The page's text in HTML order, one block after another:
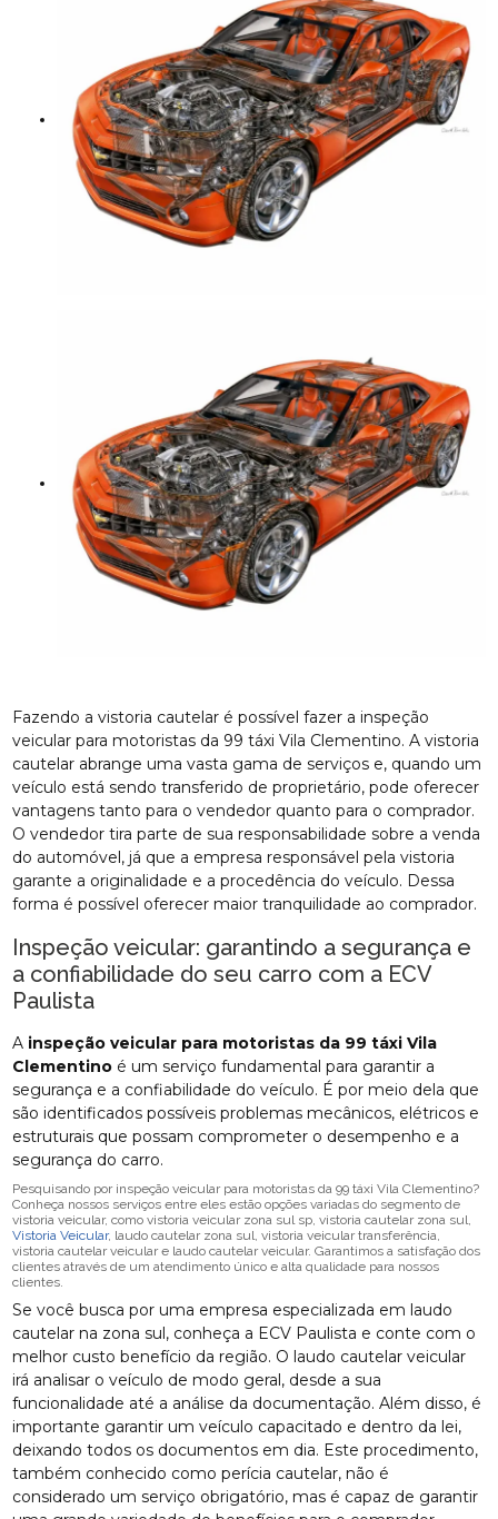
Fazendo a vistoria cautelar é possível fazer a inspeção
veicular para motoristas da 99 táxi Vila Clementino. A vistoria
cautelar abrange uma vasta gama de serviços e, quando um
veículo está sendo transferido de proprietário, pode oferecer
vantagens tanto para o vendedor quanto para o comprador.
O vendedor tira parte de sua responsabilidade sobre a venda
do automóvel, já que a empresa responsável pela vistoria
garante a originalidade e a procedência do veículo. Dessa
forma é possível oferecer maior tranquilidade ao comprador.
Inspeção veicular: garantindo a segurança e
a confiabilidade do seu carro com a ECV
Paulista
A inspeção veicular para motoristas da 99 táxi Vila
Clementino é um serviço fundamental para garantir a
segurança e a confiabilidade do veículo. É por meio dela que
são identificados possíveis problemas mecânicos, elétricos e
estruturais que possam comprometer o desempenho e a
segurança do carro.
Pesquisando por inspeção veicular para motoristas da 99 táxi Vila Clementino?
Conheça nossos serviços entre eles estão opções variadas do segmento de
vistoria veicular, como vistoria veicular zona sul sp, vistoria cautelar zona sul,
Vistoria Veicular, laudo cautelar zona sul, vistoria veicular transferência,
vistoria cautelar veicular e laudo cautelar veicular. Garantimos a satisfação dos
clientes através de um atendimento único e alta qualidade para nossos
clientes.
Se você busca por uma empresa especializada em laudo
cautelar na zona sul, conheça a ECV Paulista e conte com o
melhor custo benefício da região. O laudo cautelar veicular
irá analisar o veículo de modo geral, desde a sua
funcionalidade até a análise da documentação. Além disso, é
importante garantir um veículo capacitado e dentro da lei,
deixando todos os documentos em dia. Este procedimento,
também conhecido como perícia cautelar, não é
considerado um serviço obrigatório, mas é capaz de garantir